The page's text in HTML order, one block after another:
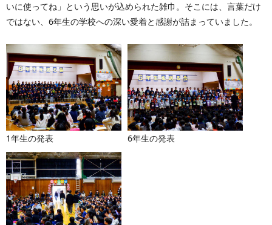
いに使ってね」という思いが込められた雑巾。そこには、言葉だけ
ではない、6年生の学校への深い愛着と感謝が詰まっていました。
1年生の発表 6年生の発表